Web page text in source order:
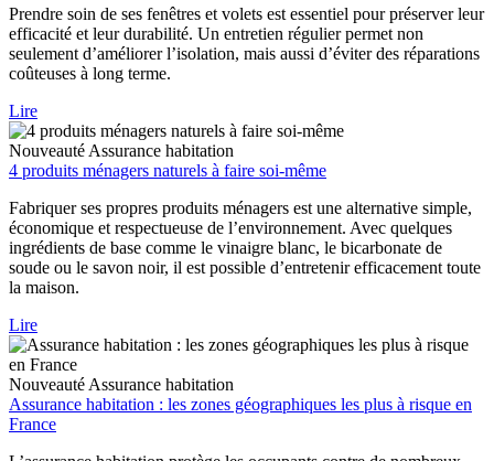
Prendre soin de ses fenêtres et volets est essentiel pour préserver leur
efficacité et leur durabilité. Un entretien régulier permet non
seulement d’améliorer l’isolation, mais aussi d’éviter des réparations
coûteuses à long terme.
Lire
Nouveauté Assurance habitation
4 produits ménagers naturels à faire soi-même
Fabriquer ses propres produits ménagers est une alternative simple,
économique et respectueuse de l’environnement. Avec quelques
ingrédients de base comme le vinaigre blanc, le bicarbonate de
soude ou le savon noir, il est possible d’entretenir efficacement toute
la maison.
Lire
Nouveauté Assurance habitation
Assurance habitation : les zones géographiques les plus à risque en
France